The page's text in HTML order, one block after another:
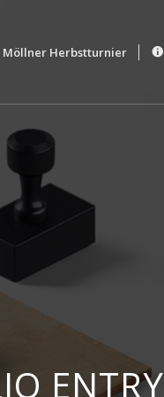
Möllner Herbstturnier
ENTRY